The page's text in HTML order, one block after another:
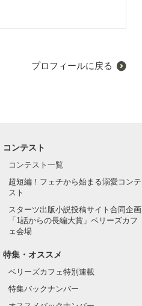
プロフィールに戻る
コンテスト
コンテスト一覧
超短編！フェチから始まる溺愛コンテ
スト
スターツ出版小説投稿サイト合同企画
「1話からの長編大賞」ベリーズカフ
ェ会場
特集・オススメ
ベリーズカフェ特別連載
特集バックナンバー